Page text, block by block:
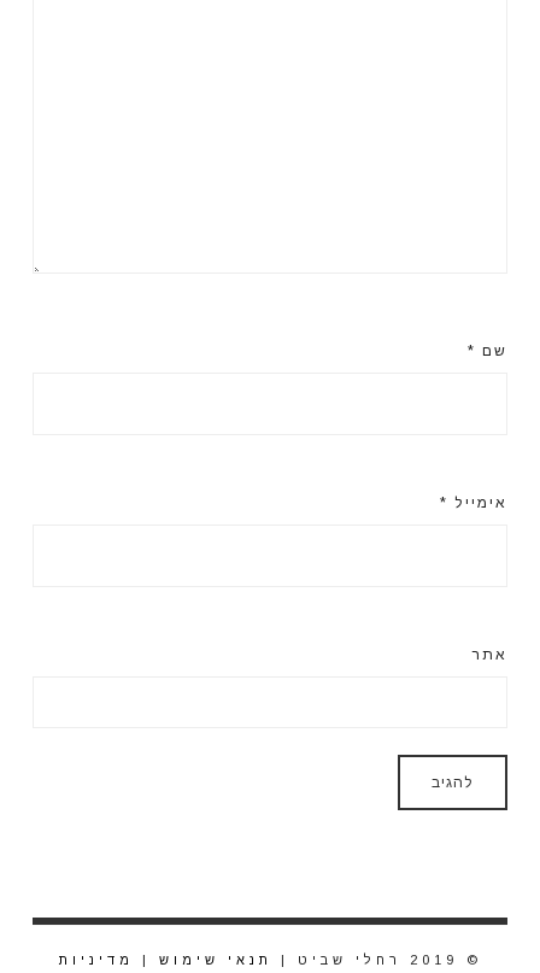
שם *
אימייל *
אתר
© 2019 רחלי שביט | תנאי שימוש מדיניות